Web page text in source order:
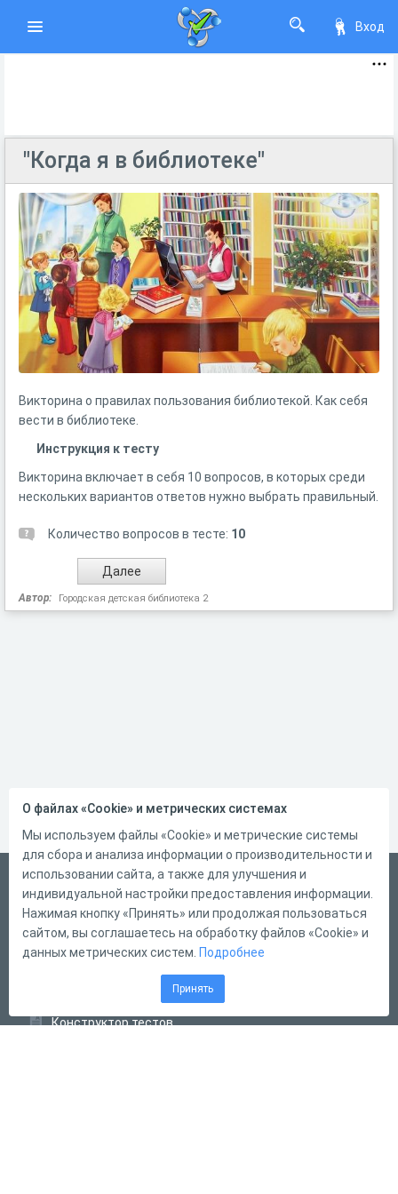
Вход
"Когда я в библиотеке"
Викторина о правилах пользования библиотекой. Как себя
вести в библиотеке.
Инструкция к тесту
Викторина включает в себя 10 вопросов, в которых среди
нескольких вариантов ответов нужно выбрать правильный.
Количество вопросов в тесте: 10
Автор: Городская детская библиотека 2
Русский
Справка
Форма обратной связи
Конструктор тестов
О файлах «Cookie» и метрических системах
Мы используем файлы «Cookie» и метрические системы
для сбора и анализа информации о производительности и
использовании сайта, а также для улучшения и
индивидуальной настройки предоставления информации.
Нажимая кнопку «Принять» или продолжая пользоваться
сайтом, вы соглашаетесь на обработку файлов «Cookie» и
данных метрических систем. Подробнее
Принять